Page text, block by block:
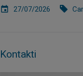
27/07/2026
Kontakti